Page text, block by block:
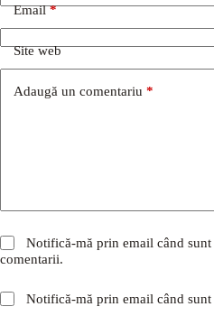
Email*
Site web
Adaugă un comentariu *
Notifică-mă prin email când sunt
comentarii.
Notifică-mă prin email când